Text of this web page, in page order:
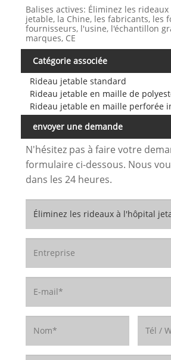
Balises actives: Éliminez les
jetable, la Chine, les fabricants, les
fournisseurs, l'usine, l'échantillon
marques, CE
Catégorie associée
Rideau jetable standard
Rideau jetable en maille de
Rideau jetable en maille perforée
envoyer une demande
N'hésitez pas à faire votre
formulaire ci-dessous. Nous
dans les 24 heures.